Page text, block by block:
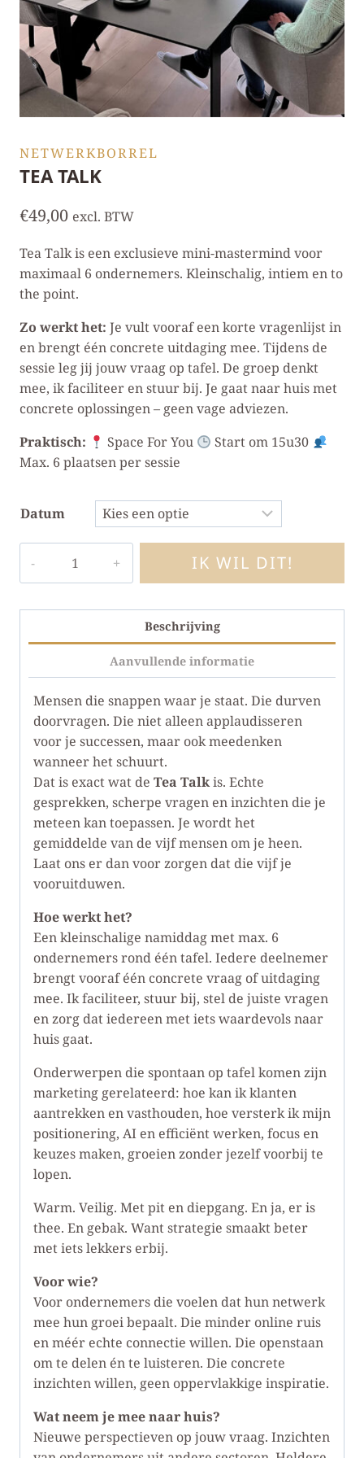
NETWERKBORREL
TEA TALK
€49,00 excl. BTW
Tea Talk is een exclusieve mini-mastermind voor
maximaal 6 ondernemers. Kleinschalig, intiem en to
the point.
Zo werkt het: Je vult vooraf een korte vragenlijst in
en brengt één concrete uitdaging mee. Tijdens de
sessie leg jij jouw vraag op tafel. De groep denkt
mee, ik faciliteer en stuur bij. Je gaat naar huis met
concrete oplossingen – geen vage adviezen.
Praktisch:
Space For You
Start om 15u30
Max. 6 plaatsen per sessie
Datum
IK WIL DIT!
Beschrijving
Aanvullende informatie
Mensen die snappen waar je staat. Die durven
doorvragen. Die niet alleen applaudisseren
voor je successen, maar ook meedenken
wanneer het schuurt.
Dat is exact wat de Tea Talkis. Echte
gesprekken, scherpe vragen en inzichten die je
meteen kan toepassen. Je wordt het
gemiddelde van de vijf mensen om je heen.
Laat ons er dan voor zorgen dat die vijf je
vooruitduwen.
Hoe werkt het?
Een kleinschalige namiddag met max. 6
ondernemers rond één tafel. Iedere deelnemer
brengt vooraf één concrete vraag of uitdaging
mee. Ik faciliteer, stuur bij, stel de juiste vragen
en zorg dat iedereen met iets waardevols naar
huis gaat.
Onderwerpen die spontaan op tafel komen zijn
marketing gerelateerd: hoe kan ik klanten
aantrekken en vasthouden, hoe versterk ik mijn
positionering, AI en efficiënt werken, focus en
keuzes maken, groeien zonder jezelf voorbij te
lopen.
Warm. Veilig. Met pit en diepgang. En ja, er is
thee. En gebak. Want strategie smaakt beter
met iets lekkers erbij.
Voor wie?
Voor ondernemers die voelen dat hun netwerk
mee hun groei bepaalt. Die minder online ruis
en méér echte connectie willen. Die openstaan
om te delen én te luisteren. Die concrete
inzichten willen, geen oppervlakkige inspiratie.
Wat neem je mee naar huis?
Nieuwe perspectieven op jouw vraag. Inzichten